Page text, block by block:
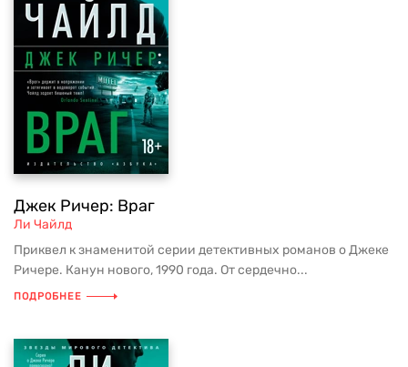
Джек Ричер: Враг
Ли Чайлд
Приквел к знаменитой серии детективных романов о Джеке
Ричере. Канун нового, 1990 года. От сердечно...
ПОДРОБНЕЕ